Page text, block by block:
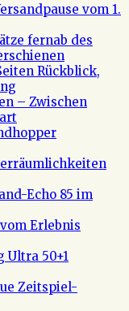
vom 1.
fernab des
Rückblick,
– Zwischen
Echo 85 im
Erlebnis
Ultra 50+1
Zeitspiel-